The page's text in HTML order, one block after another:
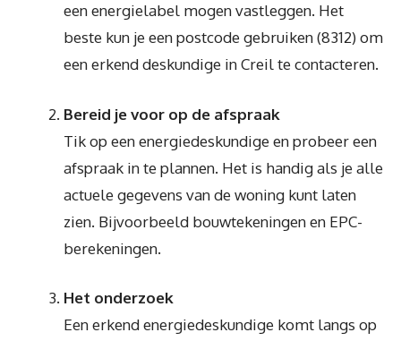
een energielabel mogen vastleggen. Het
beste kun je een postcode gebruiken (8312) om
een erkend deskundige in Creil te contacteren.
Bereid je voor op de afspraak
Tik op een energiedeskundige en probeer een
afspraak in te plannen. Het is handig als je alle
actuele gegevens van de woning kunt laten
zien. Bijvoorbeeld bouwtekeningen en EPC-
berekeningen.
Het onderzoek
Een erkend energiedeskundige komt langs op